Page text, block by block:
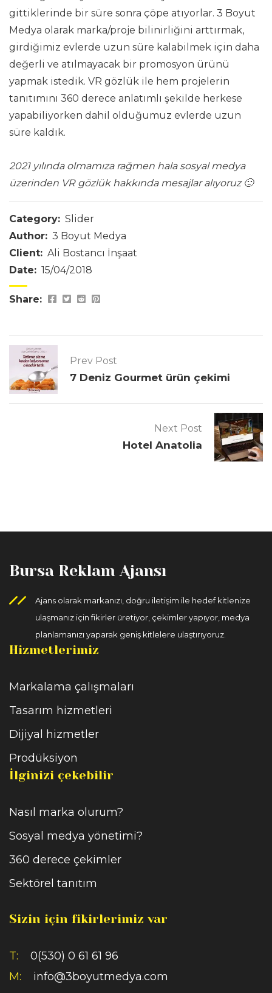
gittiklerinde bir süre sonra çöpe atıyorlar. 3 Boyut
Medya olarak marka/proje bilinirliğini arttırmak,
girdiğimiz evlerde uzun süre kalabilmek için daha
değerli ve atılmayacak bir promosyon ürünü
yapmak istedik. VR gözlük ile hem projelerin
tanıtımını 360 derece anlatımlı şekilde herkese
yapabiliyorken dahil olduğumuz evlerde uzun
süre kaldık.
2021 yılında olmamıza rağmen hala sosyal medya
üzerinden VR gözlük hakkında mesajlar alıyoruz 🙂
Category: Slider
Author: 3 Boyut Medya
Client: Ali Bostancı İnşaat
Date: 15/04/2018
Share:
Prev Post
7 Deniz Gourmet ürün çekimi
Next Post
Hotel Anatolia
Bursa Reklam Ajansı
Ajans olarak markanızı, doğru iletişim ile hedef kitlenize
ulaşmanız için fikirler üretiyor, çekimler yapıyor, medya
planlamanızı yaparak geniş kitlelere ulaştırıyoruz.
Hizmetlerimiz
Markalama çalışmaları
Tasarım hizmetleri
Dijiyal hizmetler
Prodüksiyon
İlginizi çekebilir
Nasıl marka olurum?
Sosyal medya yönetimi?
360 derece çekimler
Sektörel tanıtım
Sizin için fikirlerimiz var
T: 0(530) 0 61 61 96
M: info@3boyutmedya.com